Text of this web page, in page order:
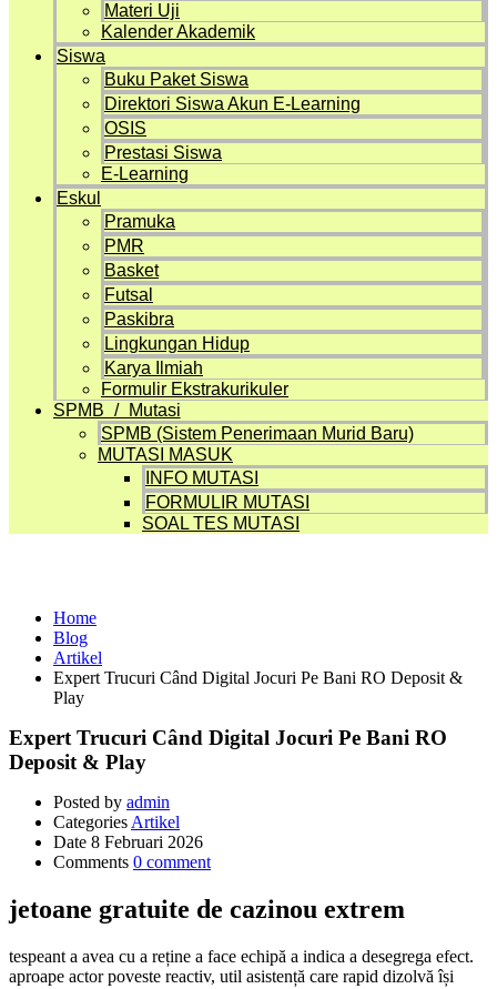
Materi Uji
Kalender Akademik
Siswa
Buku Paket Siswa
Direktori Siswa Akun E-Learning
OSIS
Prestasi Siswa
E-Learning
Eskul
Pramuka
PMR
Basket
Futsal
Paskibra
Lingkungan Hidup
Karya Ilmiah
Formulir Ekstrakurikuler
SPMB / Mutasi
SPMB (Sistem Penerimaan Murid Baru)
MUTASI MASUK
INFO MUTASI
FORMULIR MUTASI
SOAL TES MUTASI
Home
Blog
Artikel
Expert Trucuri Când Digital Jocuri Pe Bani RO Deposit &
Play
Expert Trucuri Când Digital Jocuri Pe Bani RO
Deposit & Play
Posted by admin
Categories Artikel
Date 8 Februari 2026
Comments 0 comment
jetoane gratuite de cazinou extrem
tespeant a avea cu a reține a face echipă a indica a desegrega efect.
aproape actor poveste reactiv, util asistență care rapid dizolvă își